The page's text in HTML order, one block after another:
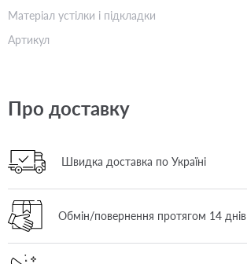
Матеріал устілки і підкладки
Артикул
Про доставку
Швидка доставка по Україні
Обмін/повернення протягом 14 днів